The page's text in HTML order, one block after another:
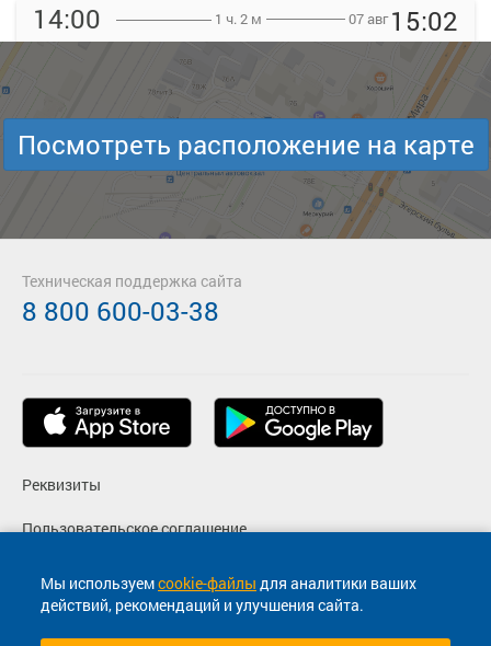
14:00
Вурнары п. ДКП
Вурнары пгт
1 ч. 2 м 07 авг 15:02
Аликово
Аликово с. ДКП
Детали рейса
Подробнее
о маршруте
Загрузить цену
Мы используемcookie-файлы для аналитики ваших
действий, рекомендаций и улучшения сайта.
Посмотреть расположение на карте
Реквизиты
Пользовательское соглашение
Политика конфиденциальности
Согласие на маркетинговые сообщения
Техническая поддержка сайта
8 800 600-03-38